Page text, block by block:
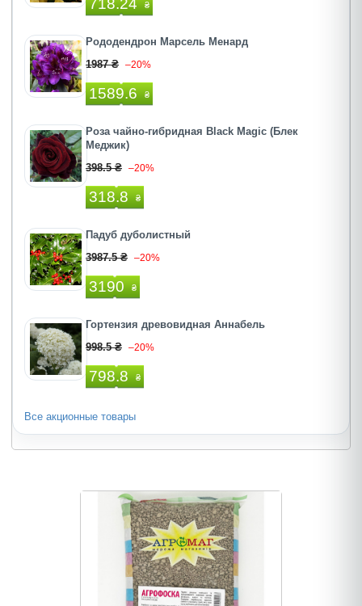
718.24 ₴
Рододендрон Марсель Менард
1987 ₴ –20%
1589.6 ₴
Роза чайно-гибридная Black Magic (Блек
Меджик)
398.5 ₴ –20%
318.8 ₴
Падуб дуболистный
3987.5 ₴ –20%
3190 ₴
Гортензия древовидная Аннабель
998.5 ₴ –20%
798.8 ₴
Все акционные товары